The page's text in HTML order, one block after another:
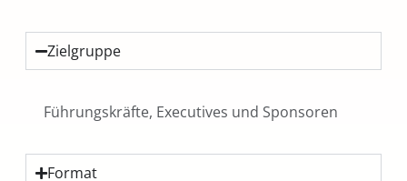
Zielgruppe
Führungskräfte, Executives und Sponsoren
Format